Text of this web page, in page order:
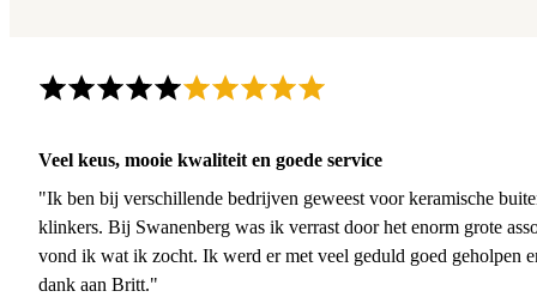
Veel keus, mooie kwaliteit en goede service
"Ik ben bij verschillende bedrijven geweest voor keramische
klinkers. Bij Swanenberg was ik verrast door het enorm grote
vond ik wat ik zocht. Ik werd er met veel geduld goed geholpen
dank aan Britt."